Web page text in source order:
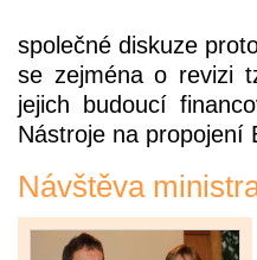
společné diskuze
se zejména o revizi
jejich budoucí
Nástroje na propojení
Návštěva